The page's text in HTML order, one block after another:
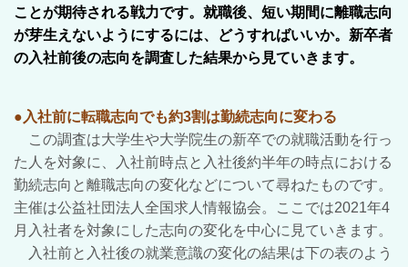
ことが期待される戦力です。就職後、短い期間に離職志向
が芽生えないようにするには、どうすればいいか。新卒者
の入社前後の志向を調査した結果から見ていきます。
●入社前に転職志向でも約3割は勤続志向に変わる
この調査は大学生や大学院生の新卒での就職活動を行っ
た人を対象に、入社前時点と入社後約半年の時点における
勤続志向と離職志向の変化などについて尋ねたものです。
主催は公益社団法人全国求人情報協会。ここでは2021年4
月入社者を対象にした志向の変化を中心に見ていきます。
入社前と入社後の就業意識の変化の結果は下の表のよう